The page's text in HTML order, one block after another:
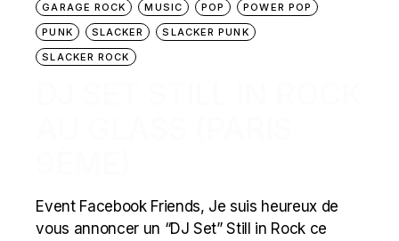
GARAGE ROCK
MUSIC POP
POWER POP
PUNK
SLACKER
SLACKER PUNK
SLACKER ROCK
Event Facebook Friends, Je suis heureux de
vous annoncer un “DJ Set” Still in Rock ce